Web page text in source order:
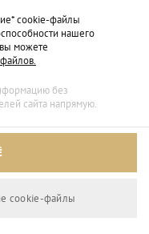
cookie-файлы
нашего
можете
без
сайта напрямую.
сookie-файлы